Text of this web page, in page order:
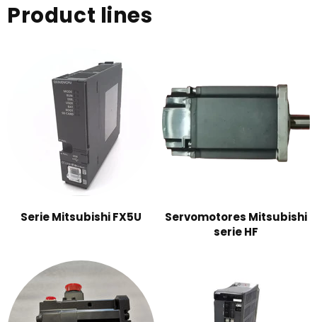
Product lines
Serie Mitsubishi FX5U
Servomotores Mitsubishi
serie HF